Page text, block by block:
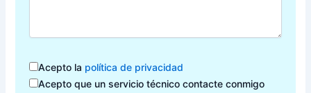
Acepto la política de privacidad
Acepto que un servicio técnico contacte conmigo